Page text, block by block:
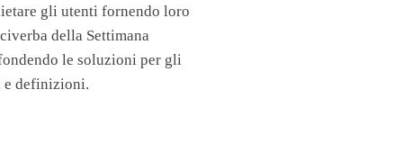
gli utenti fornendo loro
della Settimana
le soluzioni per gli
e definizioni.